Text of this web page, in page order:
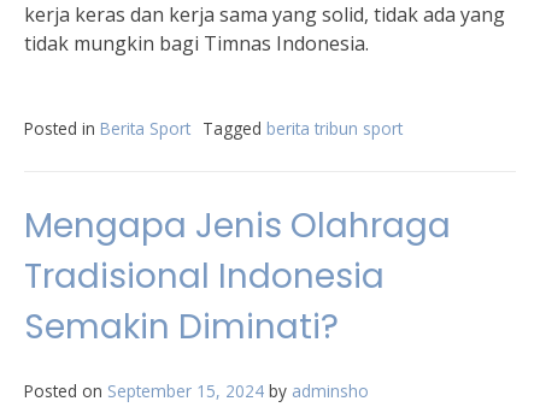
kerja keras dan kerja sama yang solid, tidak ada yang
tidak mungkin bagi Timnas Indonesia.
Posted in Berita Sport Tagged berita tribun sport
Mengapa Jenis Olahraga
Tradisional Indonesia
Semakin Diminati?
Posted on September 15, 2024 by adminsho